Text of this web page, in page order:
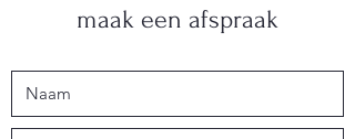
maak een afspraak